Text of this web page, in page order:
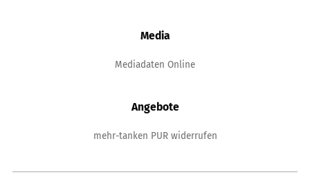
Media
Mediadaten Online
Angebote
mehr-tanken PUR widerrufen